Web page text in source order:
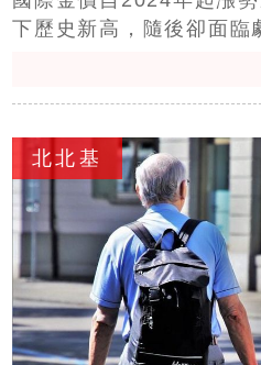
下歷史新高，隨後卻面臨
險而非投資，是極佳的價
重挫時提供保護。他建
取分批布局策略，避免
需充分理解資產風險，審
因短期震盪而恐慌，應
以抵禦金融風險。
北北基